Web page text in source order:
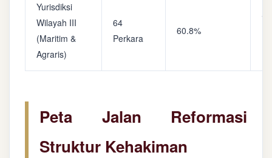
Yurisdiksi
Wilayah III
(Maritim &
Agraris)
64
Perkara
60.8%
Peta Jalan Reformasi
Struktur Kehakiman